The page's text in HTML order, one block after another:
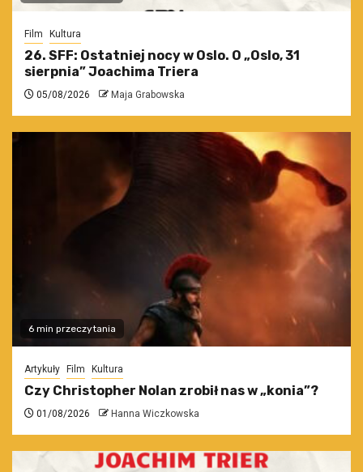
Film Kultura
26. SFF: Ostatniej nocy w Oslo. O „Oslo, 31
sierpnia” Joachima Triera
05/08/2026 Maja Grabowska
6 min przeczytania
Artykuły Film Kultura
Czy Christopher Nolan zrobił nas w „konia”?
01/08/2026 Hanna Wiczkowska